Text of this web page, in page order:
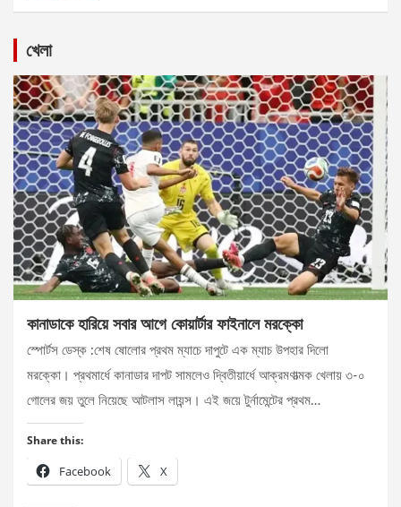
খেলা
কানাডাকে হারিয়ে সবার আগে কোয়ার্টার ফাইনালে মরক্কো
স্পোর্টস ডেস্ক :শেষ ষোলোর প্রথম ম্যাচে দাপুটে এক ম্যাচ উপহার দিলো
মরক্কো। প্রথমার্ধে কানাডার দাপট সামলেও দ্বিতীয়ার্ধে আক্রমণাত্মক খেলায় ৩-০
গোলের জয় তুলে নিয়েছে আটলাস লায়ন্স। এই জয়ে টুর্নামেন্টের প্রথম…
Share this:
Facebook X